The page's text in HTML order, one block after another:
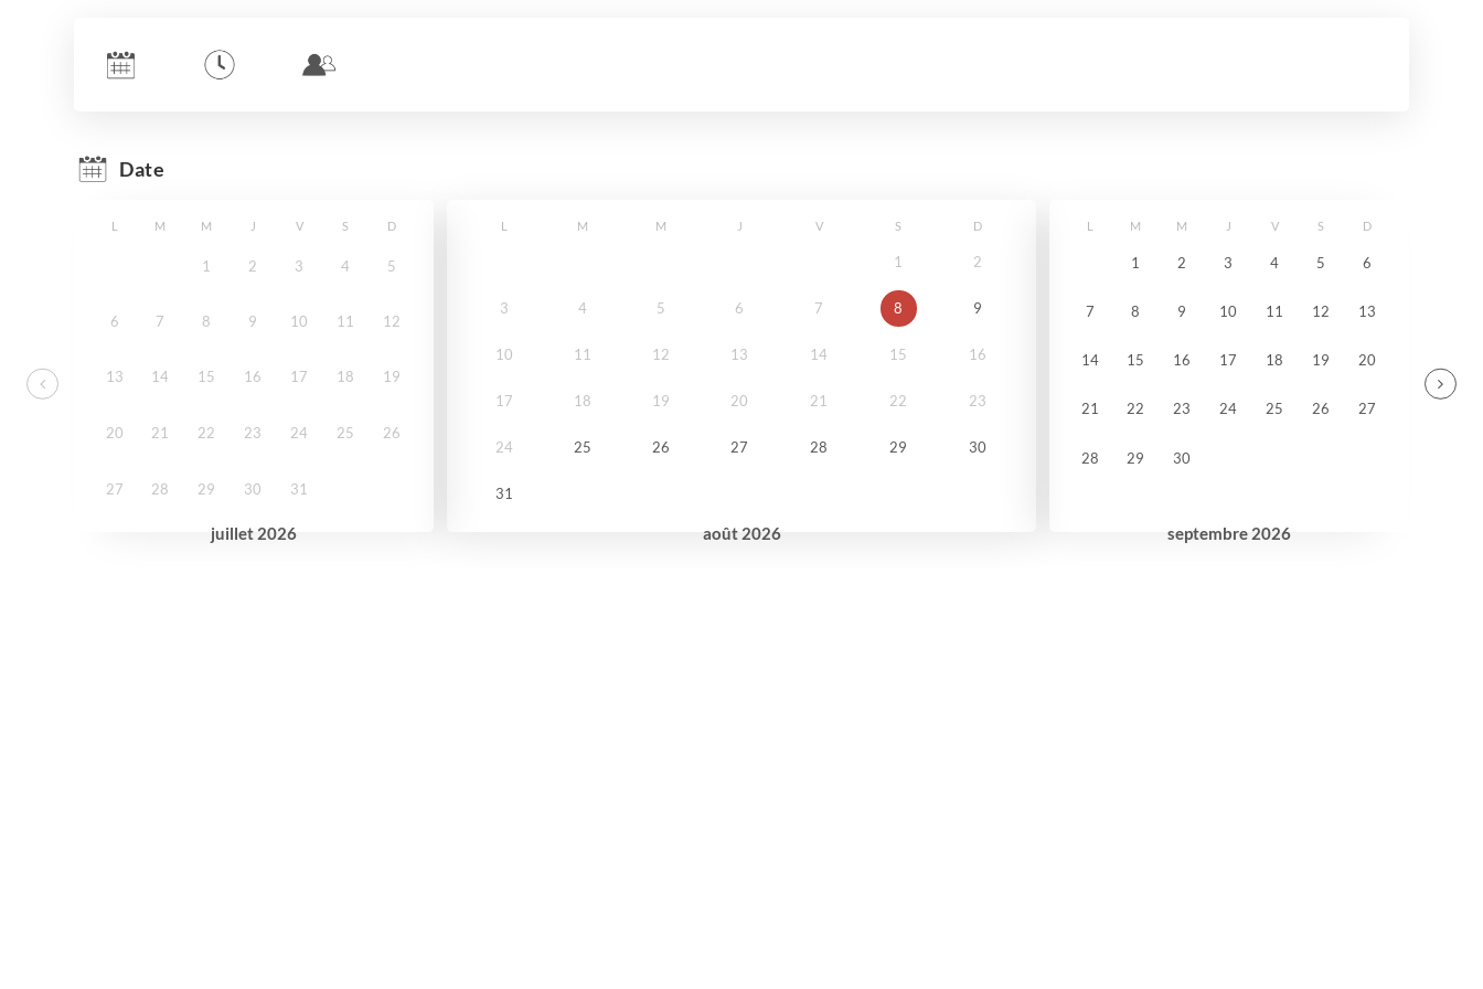
Date
juillet 2026
L M M J V S D
1 2 3 4 5
6 7 8 9 10 11 12
13 14 15 16 17 18 19
20 21 22 23 24 25 26
27 28 29 30 31
août 2026
L M M J V S D
1 2
3 4 5 6 7 8 9
10 11 12 13 14 15 16
17 18 19 20 21 22 23
24 25 26 27 28 29 30
31
septembre 2026
L M M J V S D
1 2 3 4 5 6
7 8 9 10 11 12 13
14 15 16 17 18 19 20
21 22 23 24 25 26 27
28 29 30